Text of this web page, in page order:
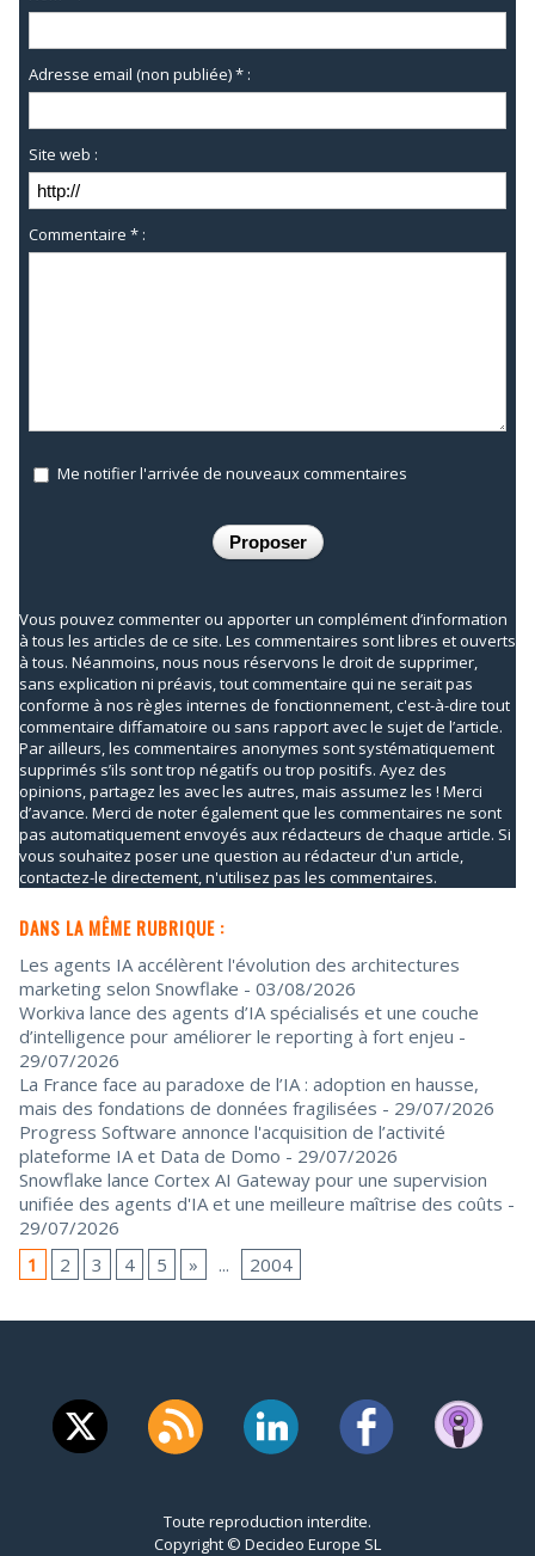
Adresse email (non publiée) * :
Site web :
Commentaire * :
Me notifier l'arrivée de nouveaux commentaires
Vous pouvez commenter ou apporter un complément d’information
à tous les articles de ce site. Les commentaires sont libres et ouverts
à tous. Néanmoins, nous nous réservons le droit de supprimer,
sans explication ni préavis, tout commentaire qui ne serait pas
conforme à nos règles internes de fonctionnement, c'est-à-dire tout
commentaire diffamatoire ou sans rapport avec le sujet de l’article.
Par ailleurs, les commentaires anonymes sont systématiquement
supprimés s’ils sont trop négatifs ou trop positifs. Ayez des
opinions, partagez les avec les autres, mais assumez les ! Merci
d’avance. Merci de noter également que les commentaires ne sont
pas automatiquement envoyés aux rédacteurs de chaque article. Si
vous souhaitez poser une question au rédacteur d'un article,
contactez-le directement, n'utilisez pas les commentaires.
DANS LA MÊME RUBRIQUE :
Les agents IA accélèrent l'évolution des architectures
marketing selon Snowflake - 03/08/2026
Workiva lance des agents d’IA spécialisés et une couche
d’intelligence pour améliorer le reporting à fort enjeu -
29/07/2026
La France face au paradoxe de l’IA : adoption en hausse,
mais des fondations de données fragilisées - 29/07/2026
Progress Software annonce l'acquisition de l’activité
plateforme IA et Data de Domo - 29/07/2026
Snowflake lance Cortex AI Gateway pour une supervision
unifiée des agents d'IA et une meilleure maîtrise des coûts -
29/07/2026
1
2 3 4 5 » ... 2004
Toute reproduction interdite.
Copyright © Decideo Europe SL